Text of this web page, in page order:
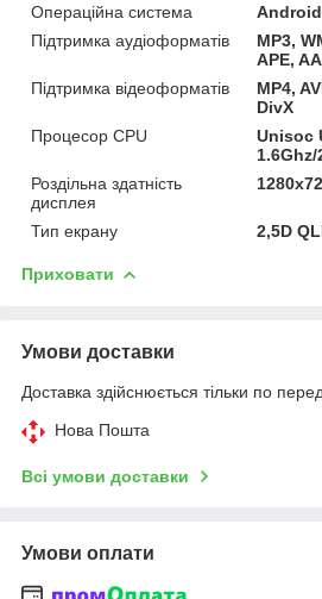
Операційна система
Підтримка аудіоформатів
MP3,
APE,
Підтримка відеоформатів
MP4,
DivX
Процесор CPU
Unisoc
1.6Ghz/
Роздільна здатність
дисплея
Тип екрану 2,5D
Приховати
Умови доставки
Доставка здійснюється тільки по
Нова Пошта
Всі умови доставки
Умови оплати